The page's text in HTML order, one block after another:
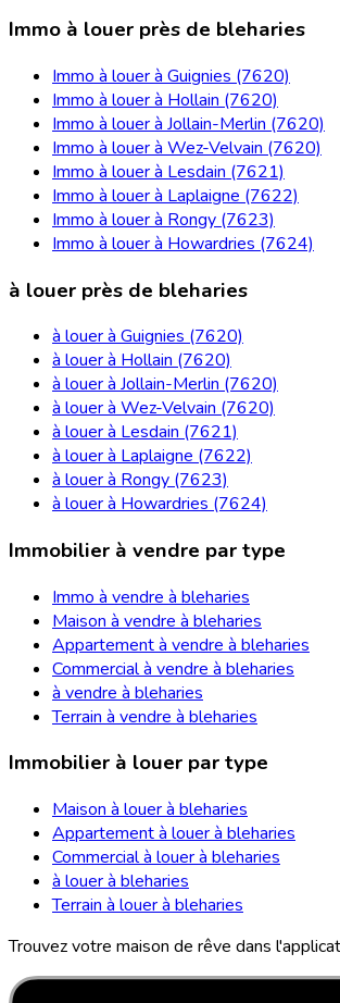
Immo à louer près de bleharies
Immo à louer à Guignies (7620)
Immo à louer à Hollain (7620)
Immo à louer à Jollain-Merlin (7620)
Immo à louer à Wez-Velvain (7620)
Immo à louer à Lesdain (7621)
Immo à louer à Laplaigne (7622)
Immo à louer à Rongy (7623)
Immo à louer à Howardries (7624)
à louer près de bleharies
à louer à Guignies (7620)
à louer à Hollain (7620)
à louer à Jollain-Merlin (7620)
à louer à Wez-Velvain (7620)
à louer à Lesdain (7621)
à louer à Laplaigne (7622)
à louer à Rongy (7623)
à louer à Howardries (7624)
Immobilier à vendre par type
Immo à vendre à bleharies
Maison à vendre à bleharies
Appartement à vendre à bleharies
Commercial à vendre à bleharies
à vendre à bleharies
Terrain à vendre à bleharies
Immobilier à louer par type
Maison à louer à bleharies
Appartement à louer à bleharies
Commercial à louer à bleharies
à louer à bleharies
Terrain à louer à bleharies
Trouvez votre maison de rêve dans